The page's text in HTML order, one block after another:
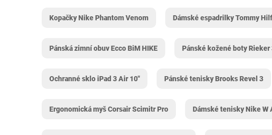
Kopačky Nike Phantom Venom Dámské espadrilky Tommy
Pánská zimní obuv Ecco BiM HIKE Pánské kožené boty Rieker
Ochranné sklo iPad 3 Air 10" Pánské tenisky Brooks Revel 3
Ergonomická myš Corsair Scimitr Pro Dámské tenisky Nike W